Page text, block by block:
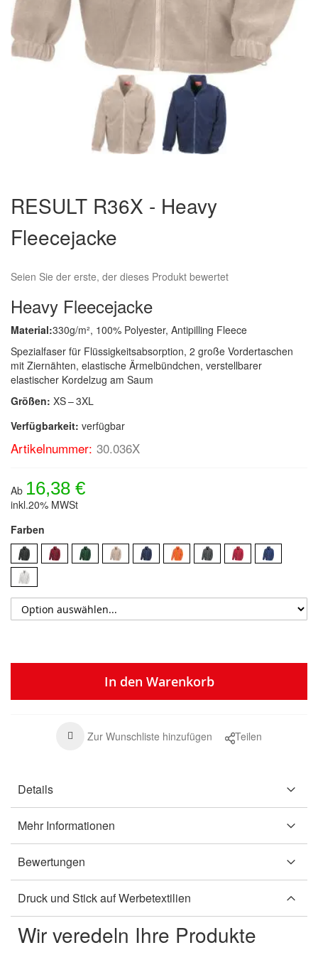
der
Bildergalerie
springen
RESULT R36X - Heavy
Fleecejacke
Seien Sie der erste, der dieses Produkt bewertet
Heavy Fleecejacke
Material:330g/m², 100% Polyester, Antipilling Fleece
Spezialfaser für Flüssigkeitsabsorption, 2 große Vordertaschen
mit Ziernähten, elastische Ärmelbündchen, verstellbarer
elastischer Kordelzug am Saum
Größen: XS – 3XL
Verfügbarkeit: verfügbar
Artikelnummer: 30.036X
Ab 16,38 €
inkl.20% MWSt
Farben
In den Warenkorb
Zur Wunschliste hinzufügen Teilen
Details
Mehr Informationen
Bewertungen
Druck und Stick auf Werbetextilien
Wir veredeln Ihre Produkte